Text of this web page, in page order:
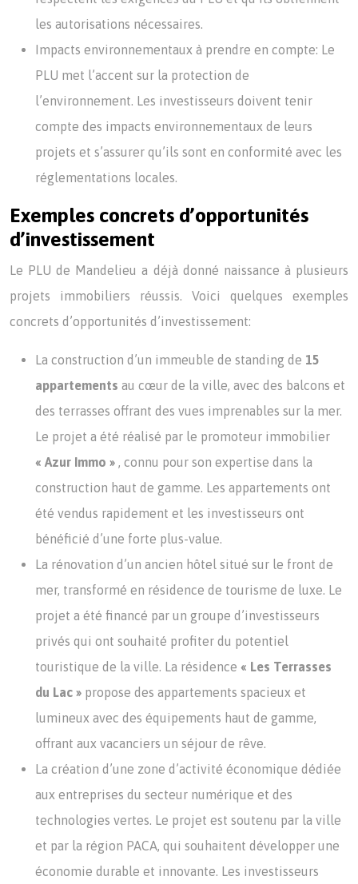
les autorisations nécessaires.
Impacts environnementaux à prendre en compte: Le
PLU met l’accent sur la protection de
l’environnement. Les investisseurs doivent tenir
compte des impacts environnementaux de leurs
projets et s’assurer qu’ils sont en conformité avec les
réglementations locales.
Exemples concrets d’opportunités
d’investissement
Le PLU de Mandelieu a déjà donné naissance à plusieurs
projets immobiliers réussis. Voici quelques exemples
concrets d’opportunités d’investissement:
La construction d’un immeuble de standing de 15
appartements au cœur de la ville, avec des balcons et
des terrasses offrant des vues imprenables sur la mer.
Le projet a été réalisé par le promoteur immobilier
« Azur Immo » , connu pour son expertise dans la
construction haut de gamme. Les appartements ont
été vendus rapidement et les investisseurs ont
bénéficié d’une forte plus-value.
La rénovation d’un ancien hôtel situé sur le front de
mer, transformé en résidence de tourisme de luxe. Le
projet a été financé par un groupe d’investisseurs
privés qui ont souhaité profiter du potentiel
touristique de la ville. La résidence « Les Terrasses
du Lac » propose des appartements spacieux et
lumineux avec des équipements haut de gamme,
offrant aux vacanciers un séjour de rêve.
La création d’une zone d’activité économique dédiée
aux entreprises du secteur numérique et des
technologies vertes. Le projet est soutenu par la ville
et par la région PACA, qui souhaitent développer une
économie durable et innovante. Les investisseurs